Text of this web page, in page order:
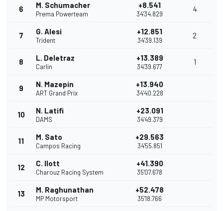
6 M. Schumacher
Prema Powerteam
+8.541
34'34.829
4
7 G. Alesi
Trident
+12.851
34'39.139
2
8 L. Deletraz
Carlin
+13.389
34'39.677
1
9 N. Mazepin
ART Grand Prix
+13.940
34'40.228
10 N. Latifi
DAMS
+23.091
34'49.379
11 M. Sato
Campos Racing
+29.563
34'55.851
12 C. Ilott
Charouz Racing System
+41.390
35'07.678
13 M. Raghunathan
MP Motorsport
+52.478
35'18.766